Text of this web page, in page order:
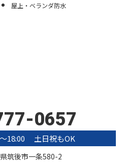
0657
18:00 土日祝もOK
筑後市一条580-2
屋上・ベランダ防水